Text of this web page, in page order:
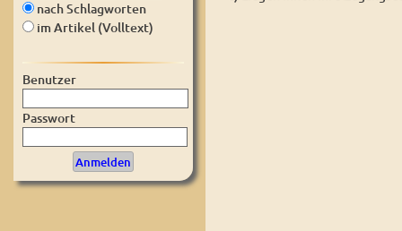
nach Schlagworten
im Artikel (Volltext)
Benutzer
Passwort